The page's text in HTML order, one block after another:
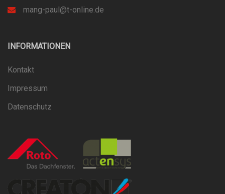
mang-paul@t-online.de
INFORMATIONEN
Kontakt
Impressum
Datenschutz